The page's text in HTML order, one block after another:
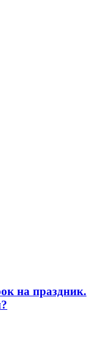
на праздник.